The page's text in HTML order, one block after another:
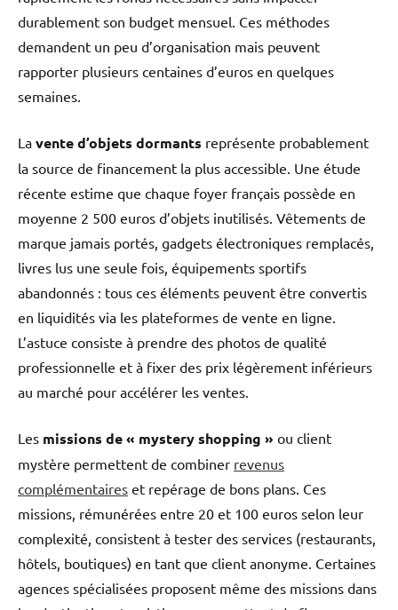
durablement son budget mensuel. Ces méthodes
demandent un peu d’organisation mais peuvent
rapporter plusieurs centaines d’euros en quelques
semaines.
La vente d’objets dormants représente probablement
la source de financement la plus accessible. Une étude
récente estime que chaque foyer français possède en
moyenne 2 500 euros d’objets inutilisés. Vêtements de
marque jamais portés, gadgets électroniques remplacés,
livres lus une seule fois, équipements sportifs
abandonnés : tous ces éléments peuvent être convertis
en liquidités via les plateformes de vente en ligne.
L’astuce consiste à prendre des photos de qualité
professionnelle et à fixer des prix légèrement inférieurs
au marché pour accélérer les ventes.
Les missions de « mystery shopping » ou client
mystère permettent de combiner revenus
complémentaires et repérage de bons plans. Ces
missions, rémunérées entre 20 et 100 euros selon leur
complexité, consistent à tester des services (restaurants,
hôtels, boutiques) en tant que client anonyme. Certaines
agences spécialisées proposent même des missions dans